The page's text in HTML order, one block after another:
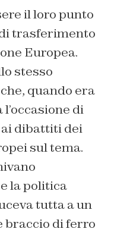
il loro punto
trasferimento
Europea.
stesso
quando era
l’occasione di
dibattiti dei
sul tema.
la politica
tutta a un
braccio di ferro